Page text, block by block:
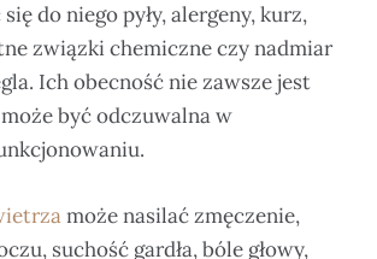
do niego pyły, alergeny, kurz,
związki chemiczne czy nadmiar
Ich obecność nie zawsze jest
być odczuwalna w
może nasilać zmęczenie,
suchość gardła, bóle głowy,